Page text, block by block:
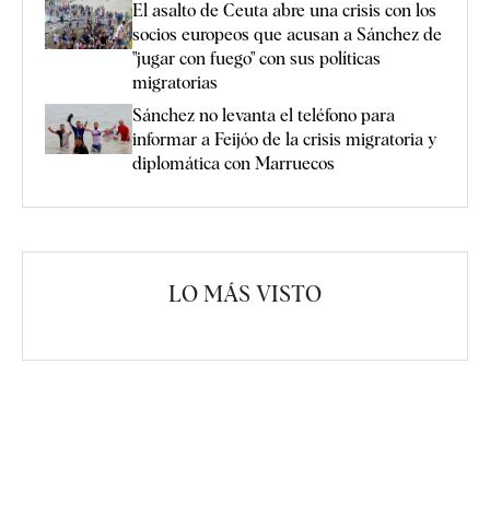
El asalto de Ceuta abre una crisis con los
socios europeos que acusan a Sánchez de
"jugar con fuego" con sus políticas
migratorias
Sánchez no levanta el teléfono para
informar a Feijóo de la crisis migratoria y
diplomática con Marruecos
LO MÁS VISTO